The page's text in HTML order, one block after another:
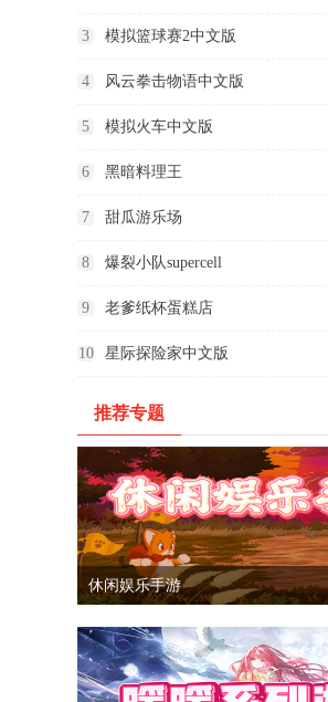
3 模拟篮球赛2中文版
4 风云拳击物语中文版
5 模拟火车中文版
6 黑暗料理王
7 甜瓜游乐场
8 爆裂小队supercell
9 老爹纸杯蛋糕店
10 星际探险家中文版
推荐专题
休闲娱乐手游